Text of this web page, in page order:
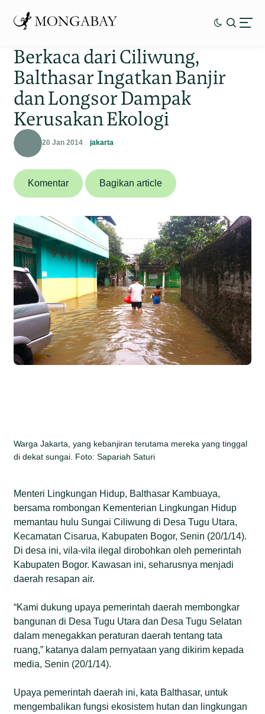
Berkaca dari Ciliwung,
Balthasar Ingatkan Banjir
dan Longsor Dampak
Kerusakan Ekologi
20 Jan 2014 jakarta
Komentar Bagikan article
Warga Jakarta, yang kebanjiran terutama mereka yang tinggal
di dekat sungai. Foto: Sapariah Saturi
Menteri Lingkungan Hidup, Balthasar Kambuaya,
bersama rombongan Kementerian Lingkungan Hidup
memantau hulu Sungai Ciliwung di Desa Tugu Utara,
Kecamatan Cisarua, Kabupaten Bogor, Senin (20/1/14).
Di desa ini, vila-vila ilegal dirobohkan oleh pemerintah
Kabupaten Bogor. Kawasan ini, seharusnya menjadi
daerah resapan air.
“Kami dukung upaya pemerintah daerah membongkar
bangunan di Desa Tugu Utara dan Desa Tugu Selatan
dalam menegakkan peraturan daerah tentang tata
ruang,” katanya dalam pernyataan yang dikirim kepada
media, Senin (20/1/14).
Upaya pemerintah daerah ini, kata Balthasar, untuk
mengembalikan fungsi ekosistem hutan dan lingkungan